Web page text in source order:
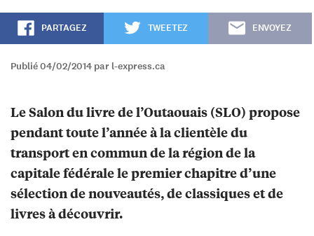
PARTAGEZ TWEETEZ ENVOYEZ
Publié 04/02/2014 par l-express.ca
Le Salon du livre de l’Outaouais (SLO) propose
pendant toute l’année à la clientèle du
transport en commun de la région de la
capitale fédérale le premier chapitre d’une
sélection de nouveautés, de classiques et de
livres à découvrir.